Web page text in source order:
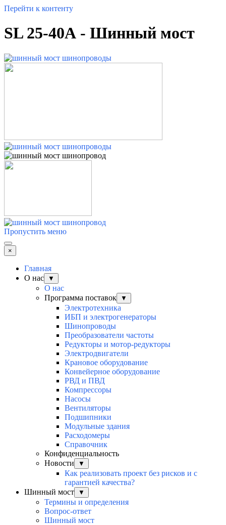
Перейти к контенту
SL 25-40А - Шинный мост
Пропустить меню
×
Главная
О нас
▼
О нас
Программа поставок
▼
Электротехника
ИБП и электрогенераторы
Шинопроводы
Преобразователи частоты
Редукторы и мотор-редукторы
Электродвигатели
Крановое оборудование
Конвейерное оборудование
РВД и ПВД
Компрессоры
Насосы
Вентиляторы
Подшипники
Модульные здания
Расходомеры
Справочник
Конфиденциальность
Новости
▼
Как реализовать проект без рисков и с
гарантией качества?
Шинный мост
▼
Термины и определения
Вопрос-ответ
Шинный мост